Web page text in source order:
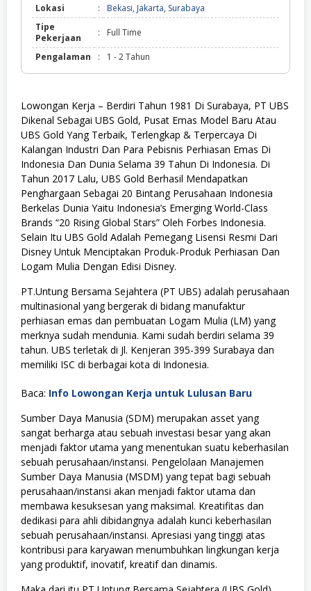
Lokasi
: Bekasi, Jakarta, Surabaya
Tipe
Pekerjaan
: Full Time
Pengalaman : 1 - 2 Tahun
Lowongan Kerja – Berdiri Tahun 1981 Di Surabaya, PT UBS
Dikenal Sebagai UBS Gold, Pusat Emas Model Baru Atau
UBS Gold Yang Terbaik, Terlengkap & Terpercaya Di
Kalangan Industri Dan Para Pebisnis Perhiasan Emas Di
Indonesia Dan Dunia Selama 39 Tahun Di Indonesia. Di
Tahun 2017 Lalu, UBS Gold Berhasil Mendapatkan
Penghargaan Sebagai 20 Bintang Perusahaan Indonesia
Berkelas Dunia Yaitu Indonesia’s Emerging World-Class
Brands “20 Rising Global Stars” Oleh Forbes Indonesia.
Selain Itu UBS Gold Adalah Pemegang Lisensi Resmi Dari
Disney Untuk Menciptakan Produk-Produk Perhiasan Dan
Logam Mulia Dengan Edisi Disney.
PT.Untung Bersama Sejahtera (PT UBS) adalah perusahaan
multinasional yang bergerak di bidang manufaktur
perhiasan emas dan pembuatan Logam Mulia (LM) yang
merknya sudah mendunia. Kami sudah berdiri selama 39
tahun. UBS terletak di Jl. Kenjeran 395-399 Surabaya dan
memiliki ISC di berbagai kota di Indonesia.
Baca: Info Lowongan Kerja untuk Lulusan Baru
Sumber Daya Manusia (SDM) merupakan asset yang
sangat berharga atau sebuah investasi besar yang akan
menjadi faktor utama yang menentukan suatu keberhasilan
sebuah perusahaan/instansi. Pengelolaan Manajemen
Sumber Daya Manusia (MSDM) yang tepat bagi sebuah
perusahaan/instansi akan menjadi faktor utama dan
membawa kesuksesan yang maksimal. Kreatifitas dan
dedikasi para ahli dibidangnya adalah kunci keberhasilan
sebuah perusahaan/instansi. Apresiasi yang tinggi atas
kontribusi para karyawan menumbuhkan lingkungan kerja
yang produktif, inovatif, kreatif dan dinamis.